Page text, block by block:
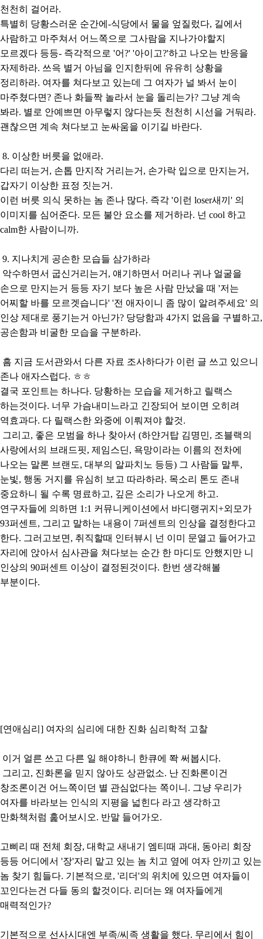
천천히 걸어라.
특별히 당황스러운 순간에-식당에서 물을 엎질렀다, 길에서
사람하고 마주쳐서 어느쪽으로 그사람을 지나가야할지
모르겠다 등등- 즉각적으로 '어?' '아이고?'하고 나오는 반응을
자제하라. 쓰윽 별거 아님을 인지한뒤에 유유히 상황을
정리하라. 여자를 쳐다보고 있는데 그 여자가 널 봐서 눈이
마주쳤다면? 존나 화들짝 놀라서 눈을 돌리는가? 그냥 계속
봐라. 별로 안예쁘면 아무렇지 않다는듯 천천히 시선을 거둬라.
괜찮으면 계속 쳐다보고 눈싸움을 이기길 바란다.
8. 이상한 버릇을 없애라.
다리 떠는거, 손톱 만지작 거리는거, 손가락 입으로 만지는거,
갑자기 이상한 표정 짓는거.
이런 버릇 의식 못하는 놈 존나 많다. 즉각 '이런 loser새끼' 의
이미지를 심어준다. 모든 불안 요소를 제거하라. 넌 cool 하고
calm한 사람이니까.
9. 지나치게 공손한 모습들 삼가하라
악수하면서 굽신거리는거, 얘기하면서 머리나 귀나 얼굴을
손으로 만지는거 등등 자기 보다 높은 사람 만났을 때 '저는
어찌할 바를 모르겟습니다' '전 애자이니 좀 많이 알려주세요' 의
인상 제대로 풍기는거 아닌가? 당당함과 4가지 없음을 구별하고,
공손함과 비굴한 모습을 구분하라.
흠 지금 도서관와서 다른 자료 조사하다가 이런 글 쓰고 있으니
존나 애자스럽다. ㅎㅎ
결국 포인트는 하나다. 당황하는 모습을 제거하고 릴랙스
하는것이다. 너무 가슴내미느라고 긴장되어 보이면 오히려
역효과다. 다 릴랙스한 와중에 이뤄져야 할것.
그리고, 좋은 모범을 하나 찾아서 (하얀거탑 김명민, 조블랙의
사랑에서의 브래드핏, 제임스딘, 욕망이라는 이름의 전차에
나오는 말론 브랜도, 대부의 알파치노 등등) 그 사람들 말투,
눈빛, 행동 거지를 유심히 보고 따라하라. 목소리 톤도 존내
중요하니 될 수록 명료하고, 깊은 소리가 나오게 하고.
연구자들에 의하면 1:1 커뮤니케이션에서 바디랭귀지+외모가
93퍼센트, 그리고 말하는 내용이 7퍼센트의 인상을 결정한다고
한다. 그러고보면, 취직할때 인터뷰시 넌 이미 문열고 들어가고
자리에 앉아서 심사관을 쳐다보는 순간 한 마디도 안했지만 니
인상의 90퍼센트 이상이 결정된것이다. 한번 생각해볼
부분이다.
[연애심리] 여자의 심리에 대한 진화 심리학적 고찰
이거 얼른 쓰고 다른 일 해야하니 한큐에 쫙 써봅시다.
그리고, 진화론을 믿지 않아도 상관없소. 난 진화론이건
창조론이건 어느쪽이던 별 관심없다는 쪽이니. 그냥 우리가
여자를 바라보는 인식의 지평을 넓힌다 라고 생각하고
만화책처럼 훑어보시오. 반말 들어가오.
고삐리 때 전체 회장, 대학교 새내기 엠티때 과대, 동아리 회장
등등 어디에서 '장'자리 맡고 있는 놈 치고 옆에 여자 안끼고 있는
놈 찾기 힘들다. 기본적으로, '리더'의 위치에 있으면 여자들이
꼬인다는건 다들 동의 할것이다. 리더는 왜 여자들에게
매력적인가?
기본적으로 선사시대엔 부족/씨족 생활을 했다. 무리에서 힘이